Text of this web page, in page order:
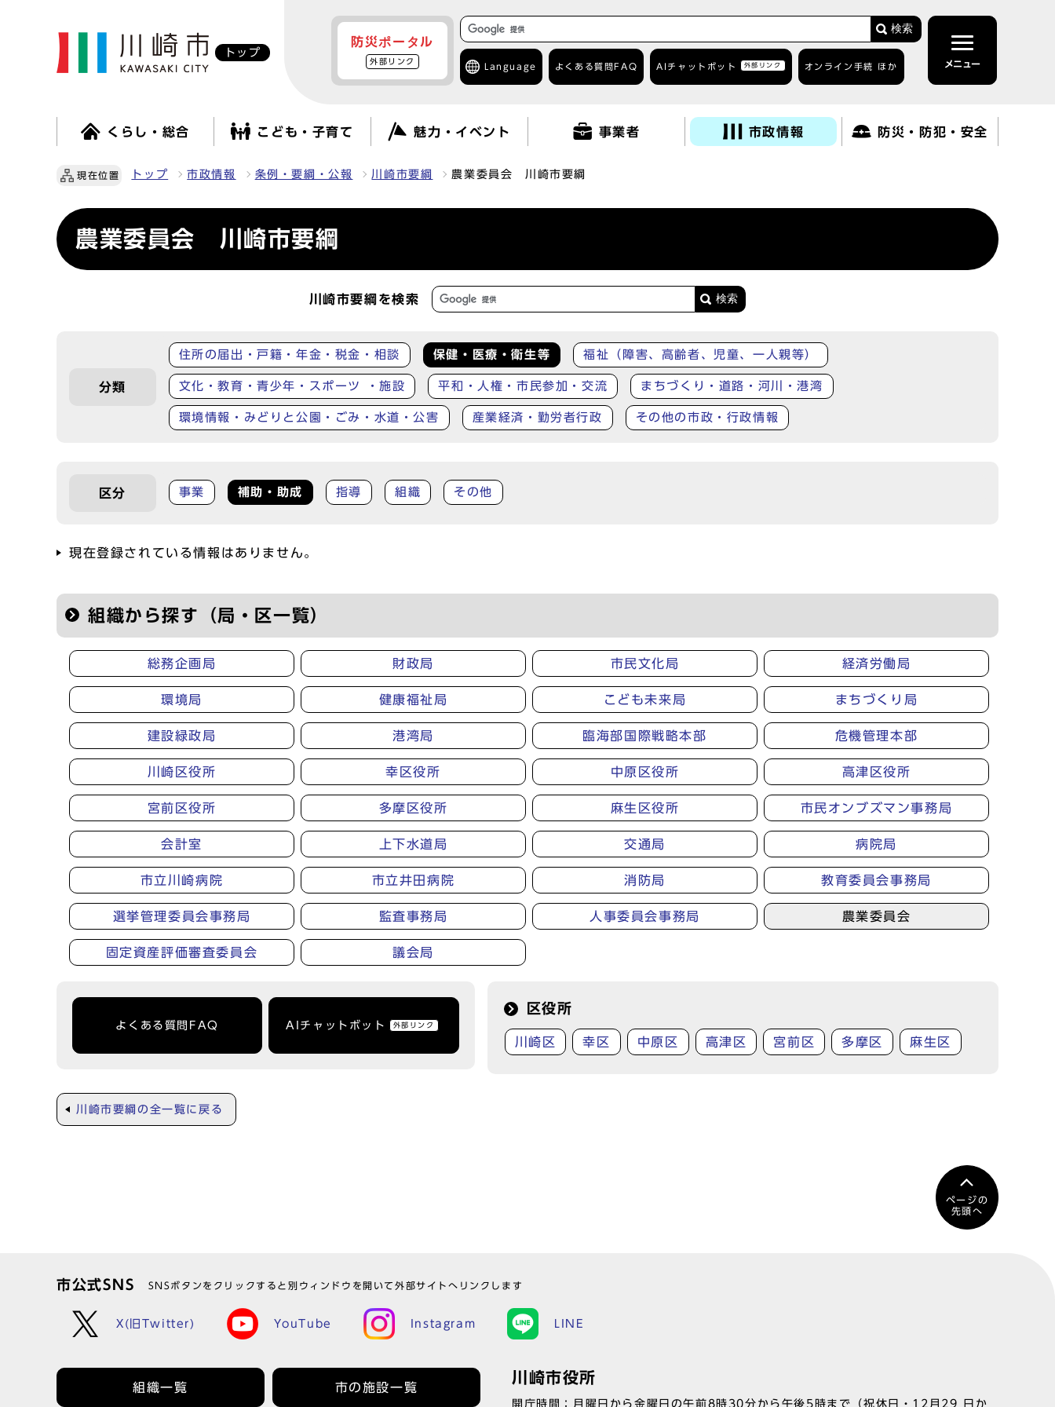
トップ
防災ポータル
外部リンク
検索
Language よくある質問 FAQ AIチャットボット 外部リンク オンライン手続 ほか メニュー
くらし・総合 こども・子育て 魅力・イベント 事業者 市政情報 防災・防犯・安全
現在位置 トップ 市政情報 条例・要綱・公報 川崎市要綱 農業委員会 川崎市要綱
農業委員会 川崎市要綱
川崎市要綱を検索
分類
住所の届出・戸籍・年金・税金・相談 保健・医療・衛生等 福祉（障害、高齢者、児童、一人親等）
文化・教育・青少年・スポーツ ・施設 平和・人権・市民参加・交流 まちづくり・道路・河川・港湾
環境情報・みどりと公園・ごみ・水道・公害 産業経済・勤労者行政 その他の市政・行政情報
区分 事業 補助・助成 指導 組織 その他
現在登録されている情報はありません。
組織から探す（局・区一覧）
総務企画局 財政局 市民文化局 経済労働局
環境局 健康福祉局 こども未来局 まちづくり局
建設緑政局 港湾局 臨海部国際戦略本部 危機管理本部
川崎区役所 幸区役所 中原区役所 高津区役所
宮前区役所 多摩区役所 麻生区役所 市民オンブズマン事務局
会計室 上下水道局 交通局 病院局
市立川崎病院 市立井田病院 消防局 教育委員会事務局
選挙管理委員会事務局 監査事務局 人事委員会事務局 農業委員会
固定資産評価審査委員会 議会局
よくある質問FAQ AIチャットボット 外部リンク
区役所
川崎区 幸区 中原区 高津区 宮前区 多摩区 麻生区
川崎市要綱の全一覧に戻る
ページの
先頭へ
市公式SNS SNSボタンをクリックすると別ウィンドウを開いて外部サイトへリンクします
X(旧Twitter) YouTube Instagram LINE
組織一覧 市の施設一覧
川崎市役所
開庁時間：月曜日から金曜日の午前8時30分から午後5時まで（祝休日・12月29 日か